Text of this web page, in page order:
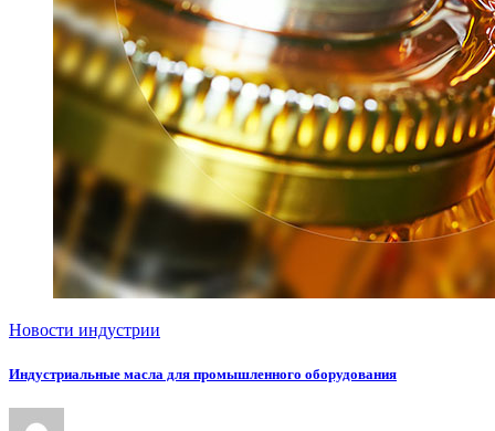
Новости индустрии
Индустриальные масла для промышленного оборудования